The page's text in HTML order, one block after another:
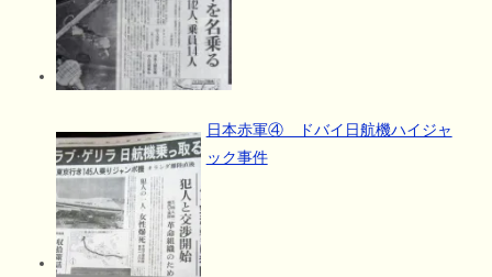
日本赤軍④ ドバイ日航機ハイジャ
ック事件